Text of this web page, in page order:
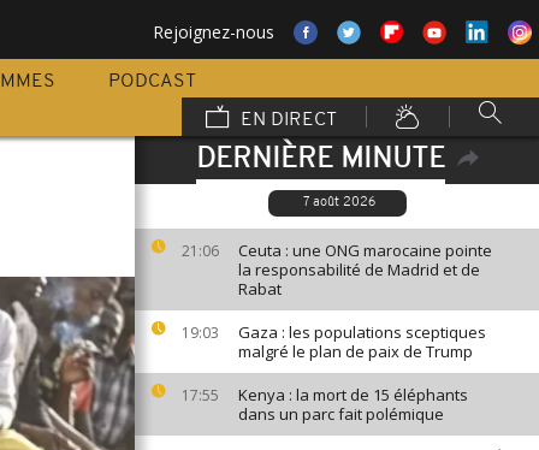
Rejoignez-nous
PODCAST
EN DIRECT
DERNIÈRE MINUTE
7 août 2026
21:06
Ceuta : une ONG marocaine pointe
la responsabilité de Madrid et de
Rabat
19:03
Gaza : les populations sceptiques
malgré le plan de paix de Trump
17:55
Kenya : la mort de 15 éléphants
dans un parc fait polémique